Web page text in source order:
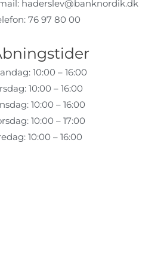
haderslev@banknordik.dk
76 97 80 00
10:00 – 16:00
10:00 – 16:00
10:00 – 16:00
10:00 – 17:00
10:00 – 16:00